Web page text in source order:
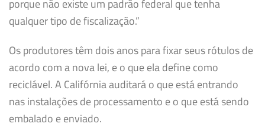
porque não existe um padrão federal que tenha
qualquer tipo de fiscalização.”
Os produtores têm dois anos para fixar seus rótulos de
acordo com a nova lei, e o que ela define como
reciclável. A Califórnia auditará o que está entrando
nas instalações de processamento e o que está sendo
embalado e enviado.